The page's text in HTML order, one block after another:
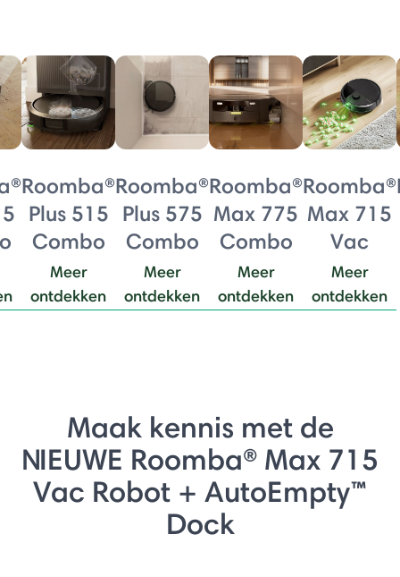
Roomba®
Plus 515
Combo
Meer
ontdekken
Roomba®
Plus 575
Combo
Meer
ontdekken
Roomba®
Max 775
Combo
Meer
ontdekken
Roomba®
Max 715
Vac
Meer
ontdekken
Maak kennis met de
NIEUWE Roomba® Max 715
Vac Robot + AutoEmpty™
Dock